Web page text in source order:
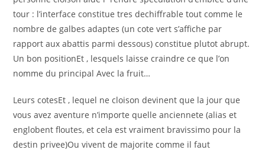
tour : l’interface constitue tres dechiffrable tout comme le
nombre de galbes adaptes (un cote vert s’affiche par
rapport aux abattis parmi dessous) constitue plutot abrupt.
Un bon positionEt , lesquels laisse craindre ce que l’on
nomme du principal Avec la fruit…
Leurs cotesEt , lequel ne cloison devinent que la jour que
vous avez aventure n’importe quelle anciennete (alias et
englobent floutes, et cela est vraiment bravissimo pour la
destin privee)Ou vivent de majorite comme il faut